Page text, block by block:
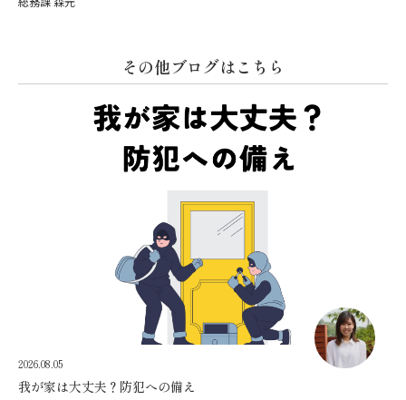
その他ブログはこちら
2026.08.05
我が家は大丈夫？防犯への備え